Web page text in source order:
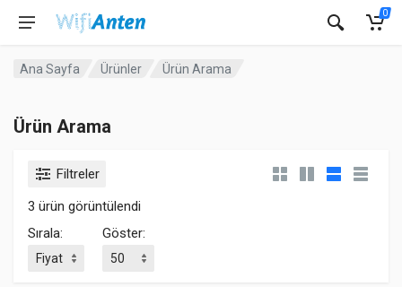
0
Ana Sayfa Ürünler Ürün Arama
Ürün Arama
Filtreler
3 ürün görüntülendi
Sırala:
Göster: